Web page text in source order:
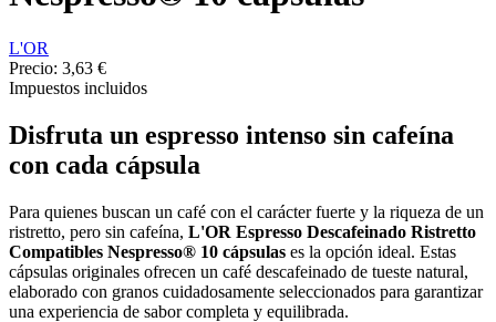
L'OR
Precio: 3,63 €
Impuestos incluidos
Disfruta un espresso intenso sin cafeína
con cada cápsula
Para quienes buscan un café con el carácter fuerte y la riqueza de un
ristretto, pero sin cafeína, L'OR Espresso Descafeinado Ristretto
Compatibles Nespresso® 10 cápsulas es la opción ideal. Estas
cápsulas originales ofrecen un café descafeinado de tueste natural,
elaborado con granos cuidadosamente seleccionados para garantizar
una experiencia de sabor completa y equilibrada.